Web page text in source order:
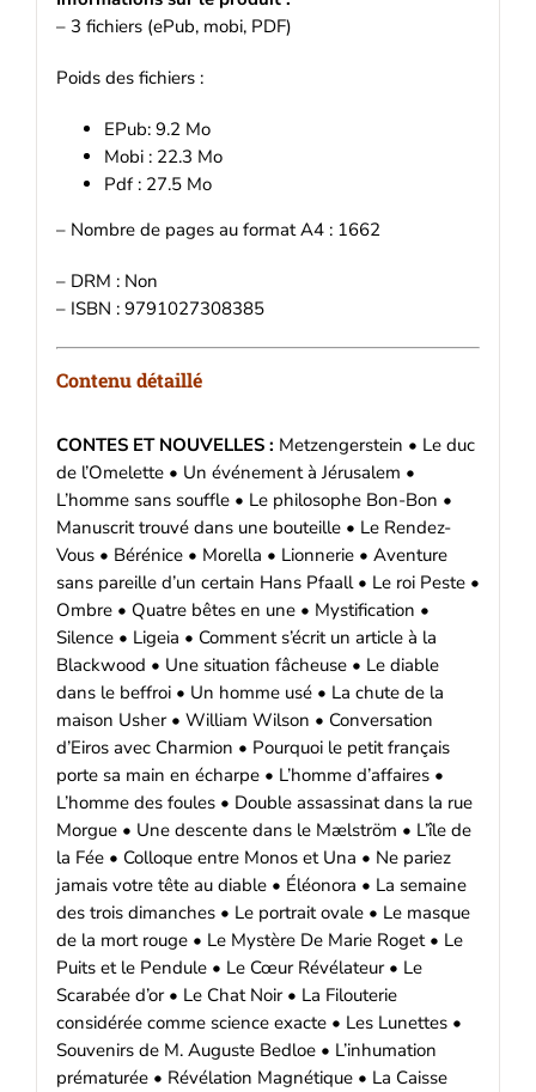
– 3 fichiers (ePub, mobi, PDF)
Poids des fichiers :
EPub: 9.2 Mo
Mobi : 22.3 Mo
Pdf : 27.5 Mo
– Nombre de pages au format A4 : 1662
– DRM : Non
– ISBN : 9791027308385
Contenu détaillé
CONTES ET NOUVELLES : Metzengerstein • Le duc
de l’Omelette • Un événement à Jérusalem •
L’homme sans souffle • Le philosophe Bon-Bon •
Manuscrit trouvé dans une bouteille • Le Rendez-
Vous • Bérénice • Morella • Lionnerie • Aventure
sans pareille d’un certain Hans Pfaall • Le roi Peste •
Ombre • Quatre bêtes en une • Mystification •
Silence • Ligeia • Comment s’écrit un article à la
Blackwood • Une situation fâcheuse • Le diable
dans le beffroi • Un homme usé • La chute de la
maison Usher • William Wilson • Conversation
d’Eiros avec Charmion • Pourquoi le petit français
porte sa main en écharpe • L’homme d’affaires •
L’homme des foules • Double assassinat dans la rue
Morgue • Une descente dans le Mælström • L’île de
la Fée • Colloque entre Monos et Una • Ne pariez
jamais votre tête au diable • Éléonora • La semaine
des trois dimanches • Le portrait ovale • Le masque
de la mort rouge • Le Mystère De Marie Roget • Le
Puits et le Pendule • Le Cœur Révélateur • Le
Scarabée d’or • Le Chat Noir • La Filouterie
considérée comme science exacte • Les Lunettes •
Souvenirs de M. Auguste Bedloe • L’inhumation
prématurée • Révélation Magnétique • La Caisse